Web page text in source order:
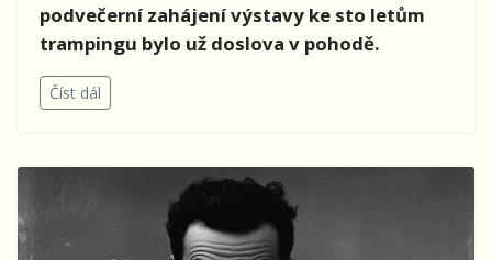
podvečerní zahájení výstavy ke sto letům
trampingu bylo už doslova v pohodě.
Číst dál